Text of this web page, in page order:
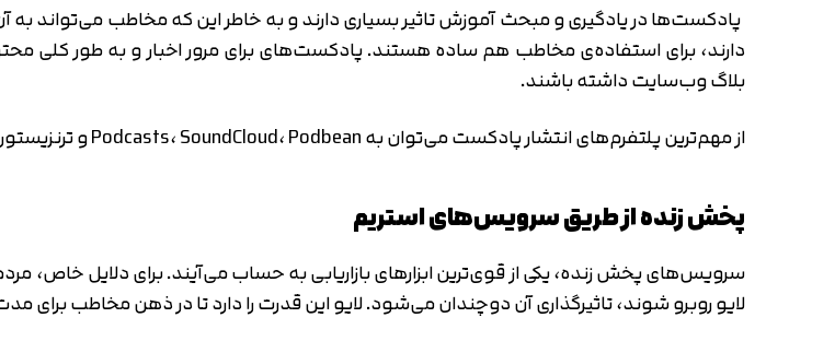
پادکست‌ها در یادگیری و مبحث آموزش تاثیر بسیاری دارند و به خاطر این که مخاطب می‌تواند
دارند، برای استفاده‌ی مخاطب هم ساده هستند. پادکست‌های برای مرور اخبار و به طور کلی
بلاگ وب‌سایت داشته باشند.
از مهم‌ترین پلتفرم‌های انتشار پادکست می‌توان به Podcasts، SoundCloud، Podbean و ترنزیستور اشاره کرد.
پخش زنده از طریق سرویس‌های استریم
سرویس‌های پخش زنده، یکی از قوی‌ترین ابزارهای بازاریابی به حساب می‌آیند. برای دلایل خاص،
لایو روبرو شوند، تاثیرگذاری آن دوچندان می‌شود. لایو این قدرت را دارد تا در ذهن مخاطب برای